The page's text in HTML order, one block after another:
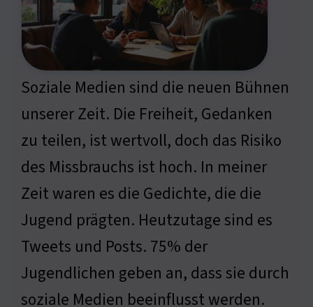
Soziale Medien sind die neuen Bühnen
unserer Zeit. Die Freiheit, Gedanken
zu teilen, ist wertvoll, doch das Risiko
des Missbrauchs ist hoch. In meiner
Zeit waren es die Gedichte, die die
Jugend prägten. Heutzutage sind es
Tweets und Posts. 75% der
Jugendlichen geben an, dass sie durch
soziale Medien beeinflusst werden.